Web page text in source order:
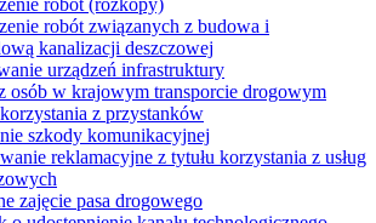
robót związanych z budowa i
kanalizacji deszczowej
urządzeń infrastruktury
osób w krajowym transporcie drogowym
z przystanków
szkody komunikacyjnej
reklamacyjne z tytułu korzystania z usług
zajęcie pasa drogowego